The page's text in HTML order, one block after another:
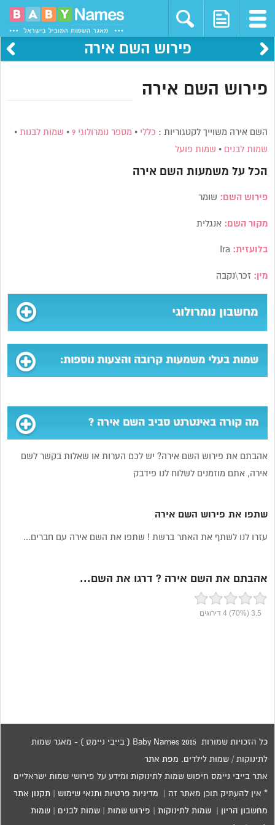
פירוש השם אירה
פירוש השם אירה
השם אירה משוייך לקטגוריות : כללי • מספר נומרולוגי 9 • שמות לבנות •
שמות לבנים • שמות פועל
הכל על משמעות השם אירה
פירוש השם: שומר
מקור השם: אנגלית
בלועזית:
מין: זכר\נקבה
מחשבון נומרולוגי
שמות בעלי משמעות קרובה והצעות נוספות:
מה קורה באינטרנט סביב השם אירה ?
אהבתם את פירוש השם אירה? יש לכם הערות או שאלות בקשר לשם
אירה, אתם מוזמנים לשלוח לנו פידבק
שתפו את פירוש השם אירה
עזרו לנו לשתף את האתר ברשת ! שתפו את השם אירה עם חברים...
אהבתם את השם אירה ? דרגו את השם...
3.5
(70%)
4דירוגים
כל הזכויות שמורות 2015 Baby Names ( בייבי ניימס ) - מאגר שמות
לתינוקות / שמות לילדים. מפת אתר
אתר בייבי ניימס חיפוש שמות לתינוקות ומידע על פירושי שמות ישראליים
* אין להעתיק תוכן מאתר זה | מדיניות פרטיות ותנאי שימוש תקנון אתר
מחשבון הריון |שמות לתינוקות פירוש שמות |שמות לבנים |שמות